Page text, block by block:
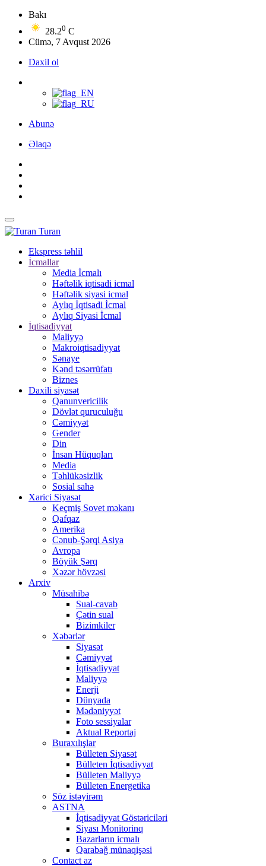
Bakı
28.20 C
Cümə, 7 Avqust 2026
Daxil ol
Abunə
Əlaqə
Turan
Ekspress təhlil
İcmallar
Media İcmalı
Həftəlik iqtisadi icmal
Həftəlik siyasi icmal
Aylıq İqtisadi İcmal
Aylıq Siyasi İcmal
İqtisadiyyat
Maliyyə
Makroiqtisadiyyat
Sənaye
Kənd təsərrüfatı
Biznes
Daxili siyasət
Qanunvericilik
Dövlət quruculuğu
Cəmiyyət
Gender
Din
İnsan Hüquqları
Media
Təhlükəsizlik
Sosial sahə
Xarici Siyasət
Keçmiş Sovet məkanı
Qafqaz
Amerika
Cənub-Şərqi Asiya
Avropa
Böyük Şərq
Xəzər hövzəsi
Arxiv
Müsahibə
Sual-cavab
Çətin sual
Bizimkiler
Xəbərlər
Siyasət
Cəmiyyət
İqtisadiyyat
Maliyyə
Enerji
Dünyada
Mədəniyyət
Foto sessiyalar
Aktual Reportaj
Buraxılışlar
Bülleten Siyasət
Bülleten İqtisadiyyat
Bülleten Maliyyə
Bülleten Energetika
Söz istəyirəm
ASTNA
İqtisadiyyat Göstəriciləri
Siyası Monitorinq
Bazarların icmalı
Qarabağ münaqişəsi
Contact az